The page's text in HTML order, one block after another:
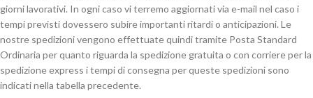
giorni lavorativi. In ogni caso vi terremo aggiornati via e-mail nel caso i
tempi previsti dovessero subire importanti ritardi o anticipazioni. Le
nostre spedizioni vengono effettuate quindi tramite Posta Standard
Ordinaria per quanto riguarda la spedizione gratuita o con corriere per la
spedizione express i tempi di consegna per queste spedizioni sono
indicati nella tabella precedente.